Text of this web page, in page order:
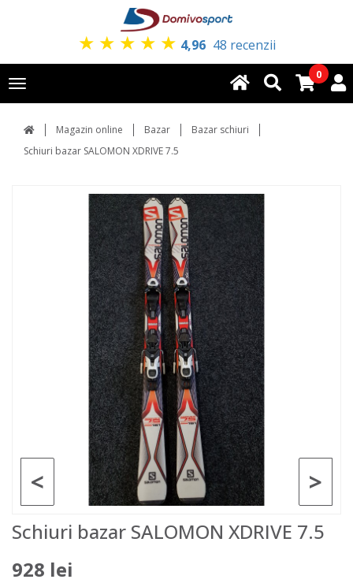
★ ★ ★ ★ ★ 4,96 48 recenzii
Toggle
navigation
0
Magazin online Bazar
Bazar schiuri
Schiuri bazar SALOMON XDRIVE 7.5
>
<
Schiuri bazar SALOMON XDRIVE 7.5
928 lei